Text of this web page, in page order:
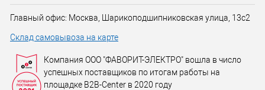
Главный офис: Москва, Шарикоподшипниковская улица, 13с2
Склад самовывоза на карте
Компания ООО "ФАВОРИТ-ЭЛЕКТРО" вошла в число
успешных поставщиков по итогам работы на
площадке B2B-Center в 2020 году